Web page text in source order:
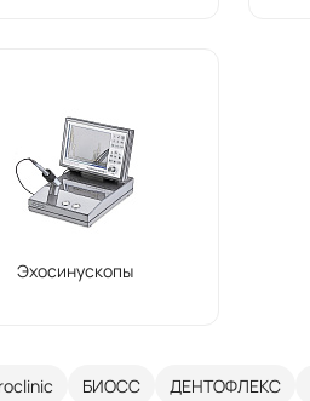
Эхосинускопы
БИОСС ДЕНТОФЛЕКС